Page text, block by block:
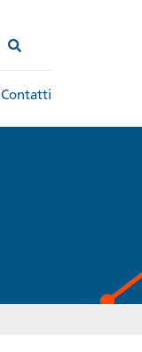
Contatti